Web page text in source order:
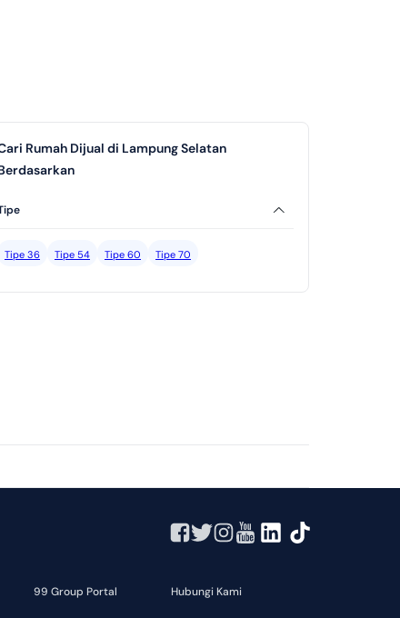
Rumah Dijual di Lampung Selatan
Tipe 36 Tipe 54 Tipe 60 Tipe 70
99 Group Portal Hubungi Kami